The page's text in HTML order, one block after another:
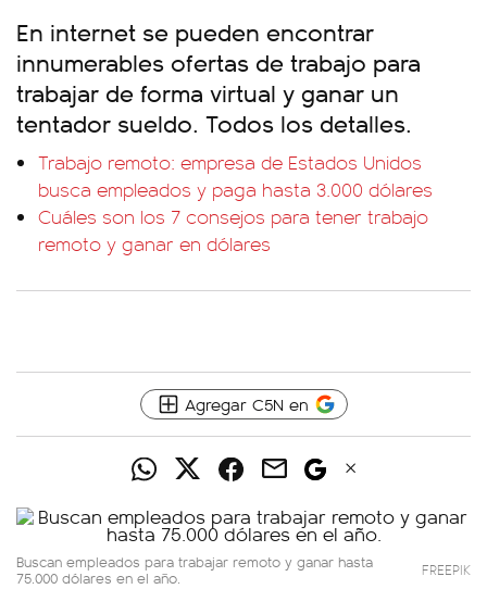
En internet se pueden encontrar
innumerables ofertas de trabajo para
trabajar de forma virtual y ganar un
tentador sueldo. Todos los detalles.
Trabajo remoto: empresa de Estados Unidos
busca empleados y paga hasta 3.000 dólares
Cuáles son los 7 consejos para tener trabajo
remoto y ganar en dólares
Agregar C5N en
Buscan empleados para trabajar remoto y ganar hasta
75.000 dólares en el año. FREEPIK